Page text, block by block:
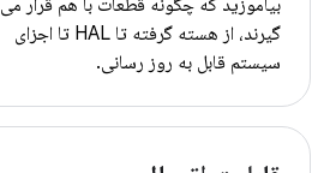
بیاموزید که چگونه قطعات با هم قرار می
گیرند، از هسته گرفته تا HAL تا اجزای
سیستم قابل به روز رسانی.